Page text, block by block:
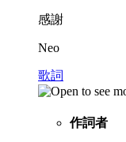
感謝
Neo
歌詞
作詞者